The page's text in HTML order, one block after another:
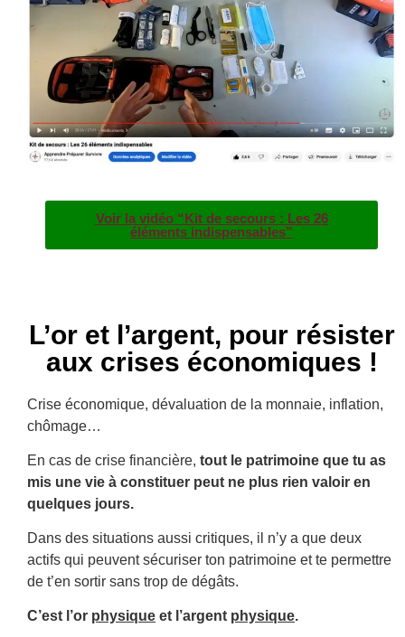
Voir la vidéo “Kit de secours : Les 26
éléments indispensables”
L’or et l’argent, pour résister
aux crises économiques !
Crise économique, dévaluation de la monnaie, inflation,
chômage…
En cas de crise financière, tout le patrimoine que tu as
mis une vie à constituer peut ne plus rien valoir en
quelques jours.
Dans des situations aussi critiques, il n’y a que deux
actifs qui peuvent sécuriser ton patrimoine et te permettre
de t’en sortir sans trop de dégâts.
C’est l’or physique et l’argent physique.